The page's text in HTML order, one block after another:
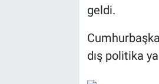
geldi.
dış politika